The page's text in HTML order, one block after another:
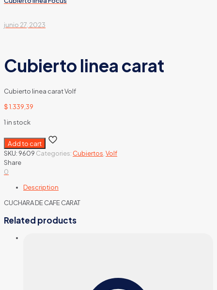
junio 27, 2023
Cubierto linea carat
Cubierto linea carat Volf
$1.339,39
1 in stock
Add to cart
SKU: 9609 Categories: Cubiertos Volf
Share
0
Description
CUCHARA DE CAFE CARAT
Related products